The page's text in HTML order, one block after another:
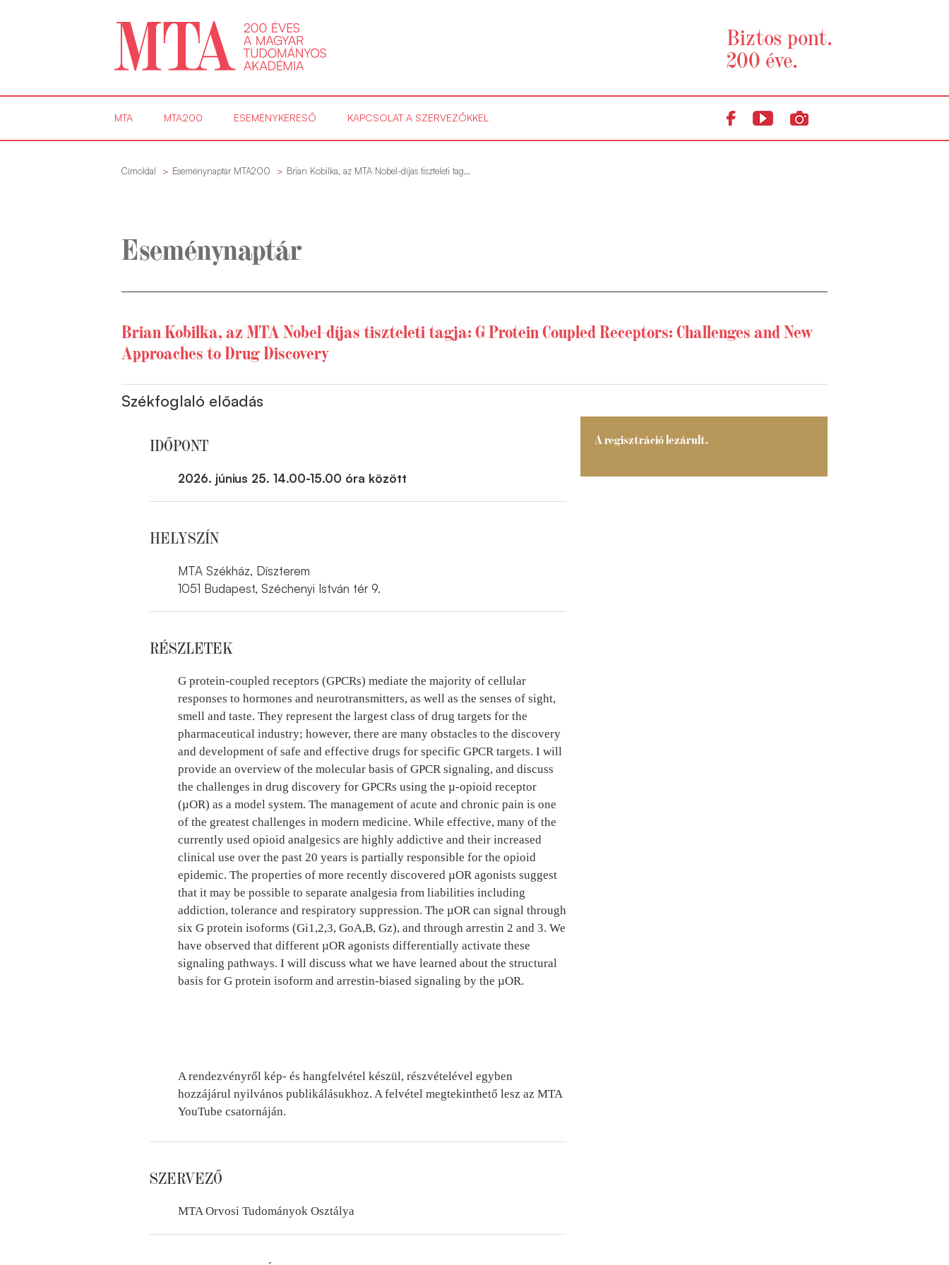
Biztos pont.
200 éve.
MTA MTA200 ESEMÉNYKERESŐ KAPCSOLAT A SZERVEZŐKKEL
Címoldal Eseménynaptár MTA200 Brian Kobilka, az MTA Nobel-díjas tiszteleti tag...
Eseménynaptár
Brian Kobilka, az MTA Nobel-díjas tiszteleti tagja: G Protein Coupled Receptors: Challenges and New
Approaches to Drug Discovery
Székfoglaló előadás
A regisztráció lezárult.
IDŐPONT
2026. június 25. 14.00-15.00 óra között
HELYSZÍN
MTA Székház, Díszterem
1051 Budapest, Széchenyi István tér 9.
RÉSZLETEK
G protein-coupled receptors (GPCRs) mediate the majority of cellular
responses to hormones and neurotransmitters, as well as the senses of sight,
smell and taste. They represent the largest class of drug targets for the
pharmaceutical industry; however, there are many obstacles to the discovery
and development of safe and effective drugs for specific GPCR targets. I will
provide an overview of the molecular basis of GPCR signaling, and discuss
the challenges in drug discovery for GPCRs using the µ-opioid receptor
(µOR) as a model system. The management of acute and chronic pain is one
of the greatest challenges in modern medicine. While effective, many of the
currently used opioid analgesics are highly addictive and their increased
clinical use over the past 20 years is partially responsible for the opioid
epidemic. The properties of more recently discovered µOR agonists suggest
that it may be possible to separate analgesia from liabilities including
addiction, tolerance and respiratory suppression. The µOR can signal through
six G protein isoforms (Gi1,2,3, GoA,B, Gz), and through arrestin 2 and 3. We
have observed that different µOR agonists differentially activate these
signaling pathways. I will discuss what we have learned about the structural
basis for G protein isoform and arrestin-biased signaling by the µOR.
A rendezvényről kép- és hangfelvétel készül, részvételével egyben
hozzájárul nyilvános publikálásukhoz. A felvétel megtekinthető lesz az MTA
YouTube csatornáján.
SZERVEZŐ
MTA Orvosi Tudományok Osztálya